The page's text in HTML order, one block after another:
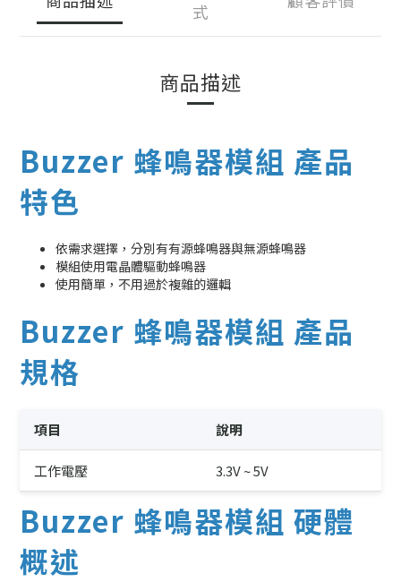
式
商品描述
Buzzer 蜂鳴器模組 產品
特色
依需求選擇，分別有有源蜂鳴器與無源蜂鳴器
模組使用電晶體驅動蜂鳴器
使用簡單，不用過於複雜的邏輯
Buzzer 蜂鳴器模組 產品
規格
項目 說明
工作電壓 3.3V ~ 5V
Buzzer 蜂鳴器模組 硬體
概述